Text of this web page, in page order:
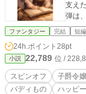
支え
弾は
ファンタジー 完結 短編
24h.ポイント 28pt
小説 22,789 位 /
スピンオフ 子爵令嬢
バディもの
ハッピ